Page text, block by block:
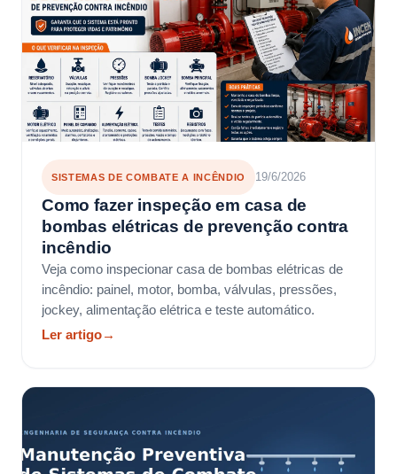
SISTEMAS DE COMBATE A INCÊNDIO 19/6/2026
Como fazer inspeção em casa de
bombas elétricas de prevenção contra
incêndio
Veja como inspecionar casa de bombas elétricas de
incêndio: painel, motor, bomba, válvulas, pressões,
jockey, alimentação elétrica e teste automático.
Ler artigo→